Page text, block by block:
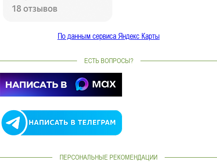
По данным сервиса Яндекс Карты
ЕСТЬ ВОПРОСЫ?
ПЕРСОНАЛЬНЫЕ РЕКОМЕНДАЦИИ